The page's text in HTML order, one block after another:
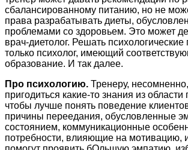
сбалансированному питанию, но не
права разрабатывать диеты,
проблемами со здоровьем. Это может
врач-диетолог. Решать
только психолог, имеющий
образование. И так далее.
Про психологию. Тренеру,
пригодиться какие-то знания из области
чтобы лучше понять поведение
причины переедания, обусловленные
состоянием, коммуникационные
потребности, влияющие на мотивацию,